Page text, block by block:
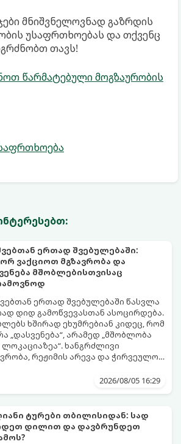
მნიშვნელოვნად გაზრდის
უსაფრთხოებას და თქვენც
თავს!
წარმატებული მოგზაურობის
ერთად შვებულებაში:
ვაქციოთ მგზავრობა და
მშობლებისთვისაც
ერთად შვებულებაში წასვლა
დიდ გამოწვევასთან ასოცირდება.
ხშირად ეხუმრებიან კიდეც, რომ
„დასვენება“, არამედ „მშობლობა
ლოკაციაზეა“. ხანგრძლივი
რეჟიმის არევა და ჭირვეულობა
ხრიკით სრულიად
მოუტანოს ნამდვილი
2026/08/05 16:29
ტურები თბილისიდან: სად
დილით და დავბრუნდეთ